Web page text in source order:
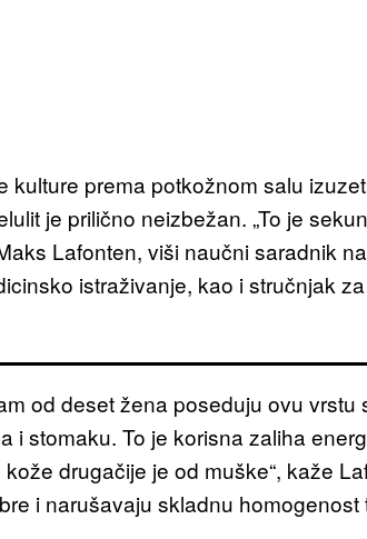
prema potkožnom salu
je prilično neizbežan. „To je
Lafonten, viši naučni saradnik na
istraživanje, kao i stručnjak
od deset žena poseduju ovu vrstu
i stomaku. To je korisna zaliha
drugačije je od muške“, kaže
i narušavaju skladnu homogenost